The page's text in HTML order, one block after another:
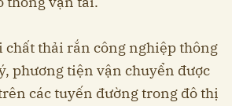
chất thải rắn công nghiệp thông
phương tiện vận chuyển được
các tuyến đường trong đô thị